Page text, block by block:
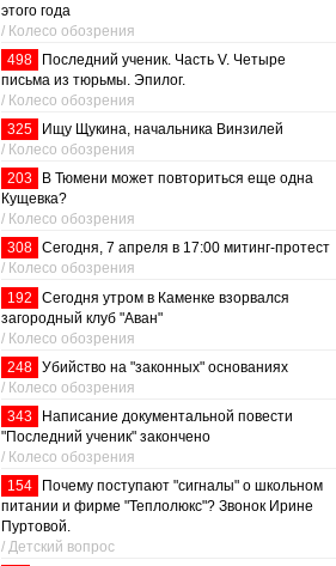
этого года
/ Колесо обозрения
498
Последний ученик. Часть V. Четыре
письма из тюрьмы. Эпилог.
/ Колесо обозрения
325
Ищу Щукина, начальника Винзилей
/ Колесо обозрения
203
В Тюмени может повториться еще одна
Кущевка?
/ Колесо обозрения
308 Сегодня, 7 апреля в 17:00 митинг-протест
/ Колесо обозрения
192
Сегодня утром в Каменке взорвался
загородный клуб "Аван"
/ Колесо обозрения
248 Убийство на "законных" основаниях
/ Колесо обозрения
343
Написание документальной повести
"Последний ученик" закончено
/ Колесо обозрения
154
Почему поступают "сигналы" о школьном
питании и фирме "Теплолюкс"? Звонок Ирине
Пуртовой.
/ Детский вопрос